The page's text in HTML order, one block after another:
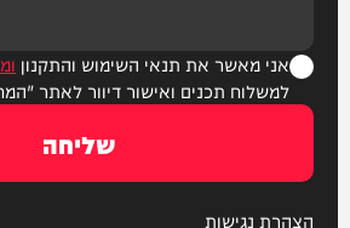
אני מאשר את תנאי השימוש והתקנון
למשלוח תכנים ואישור דיוור לאתר
שליחה
הצהרת נגישות